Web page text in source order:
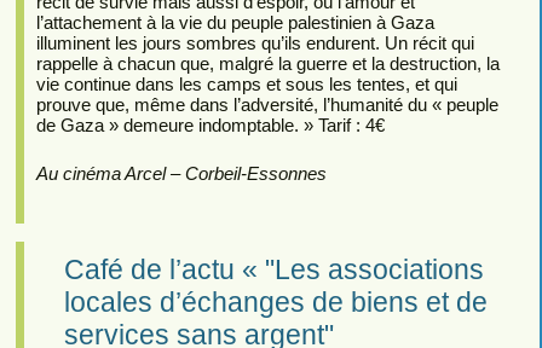
l’attachement à la vie du peuple palestinien à Gaza
illuminent les jours sombres qu’ils endurent. Un récit qui
rappelle à chacun que, malgré la guerre et la destruction, la
vie continue dans les camps et sous les tentes, et qui
prouve que, même dans l’adversité, l’humanité du « peuple
de Gaza » demeure indomptable. » Tarif : 4€
Au cinéma Arcel – Corbeil-Essonnes
Café de l’actu « "Les associations
locales d’échanges de biens et de
services sans argent"